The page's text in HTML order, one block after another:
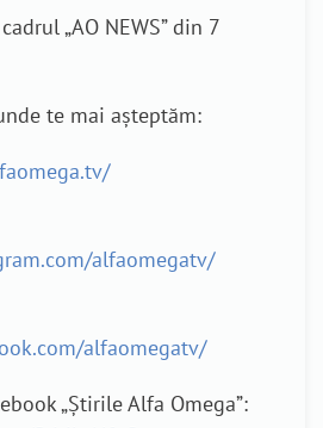
„AO NEWS” din 7
te mai așteptăm:
alfaomegatv/
alfaomegatv/
„Știrile Alfa Omega”: